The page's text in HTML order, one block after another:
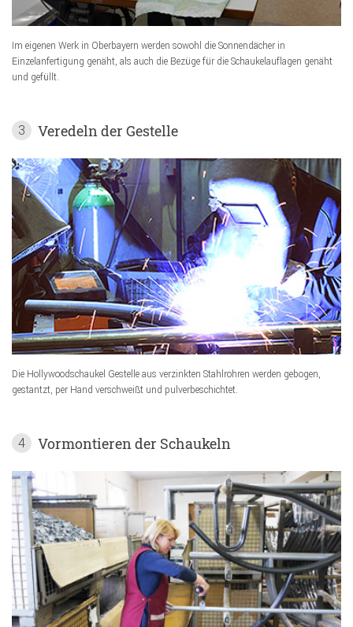
Im eigenen Werk in Oberbayern werden sowohl die Sonnendächer in
Einzelanfertigung genäht, als auch die Bezüge für die Schaukelauflagen genäht
und gefüllt.
3 Veredeln der Gestelle
Die Hollywoodschaukel Gestelle aus verzinkten Stahlrohren werden gebogen,
gestantzt, per Hand verschweißt und pulverbeschichtet.
4 Vormontieren der Schaukeln